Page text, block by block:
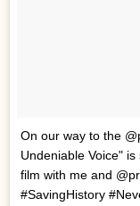
On our way to the
Undeniable Voice"
film with me and
#SavingHistory